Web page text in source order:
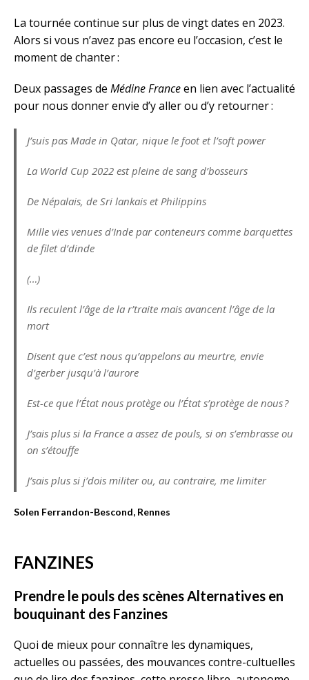
La tournée continue sur plus de vingt dates en 2023.
Alors si vous n’avez pas encore eu l’occasion, c’est le
moment de chanter :
Deux passages de Médine Franceen lien avec l’actualité
pour nous donner envie d’y aller ou d’y retourner :
J’suis pas Made in Qatar, nique le foot et l’soft power
La World Cup 2022 est pleine de sang d’bosseurs
De Népalais, de Sri lankais et Philippins
Mille vies venues d’Inde par conteneurs comme barquettes
de filet d’dinde
(…)
Ils reculent l’âge de la r’traite mais avancent l’âge de la
mort
Disent que c’est nous qu’appelons au meurtre, envie
d’gerber jusqu’à l’aurore
Est-ce que l’État nous protège ou l’État s’protège de nous ?
J’sais plus si la France a assez de pouls, si on s’embrasse ou
on s’étouffe
J’sais plus si j’dois militer ou, au contraire, me limiter
Solen Ferrandon-Bescond, Rennes
FANZINES
Prendre le pouls des scènes Alternatives en
bouquinant des Fanzines
Quoi de mieux pour connaître les dynamiques,
actuelles ou passées, des mouvances contre-cultuelles